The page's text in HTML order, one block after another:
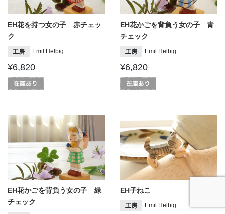
EH花を持つ女の子 赤チェッ
ク
工房 Emil Helbig
¥6,820
EH花かごを背負う女の子 青
チェック
工房 Emil Helbig
¥6,820
EH花かごを背負う女の子 緑
チェック
EH子ねこ
工房 Emil Helbig